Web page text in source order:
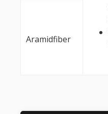
Aramidfiber